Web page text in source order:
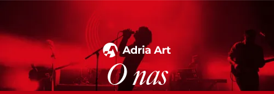
O nas